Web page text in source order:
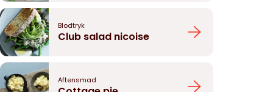
Blodtryk
Club salad nicoise
Aftensmad